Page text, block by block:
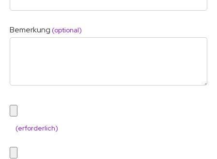
Bemerkung (optional)
(erforderlich)